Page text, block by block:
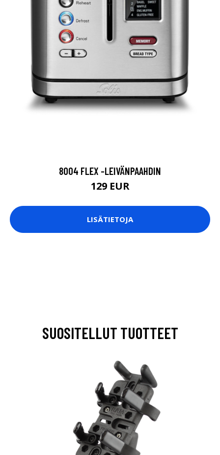
8004 FLEX -LEIVÄNPAAHDIN
129 EUR
LISÄTIETOJA
SUOSITELLUT TUOTTEET